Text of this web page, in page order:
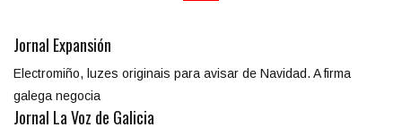
Jornal Expansión
Electromiño, luzes originais para avisar de Navidad. A firma
galega negocia
Jornal La Voz de Galicia